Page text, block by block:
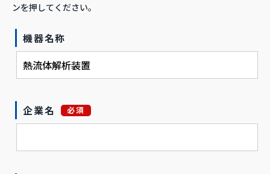
ンを押してください。
機器名称
企業名 必須